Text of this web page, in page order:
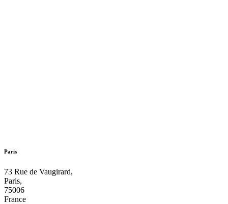
Paris
73 Rue de Vaugirard,
Paris,
75006
France